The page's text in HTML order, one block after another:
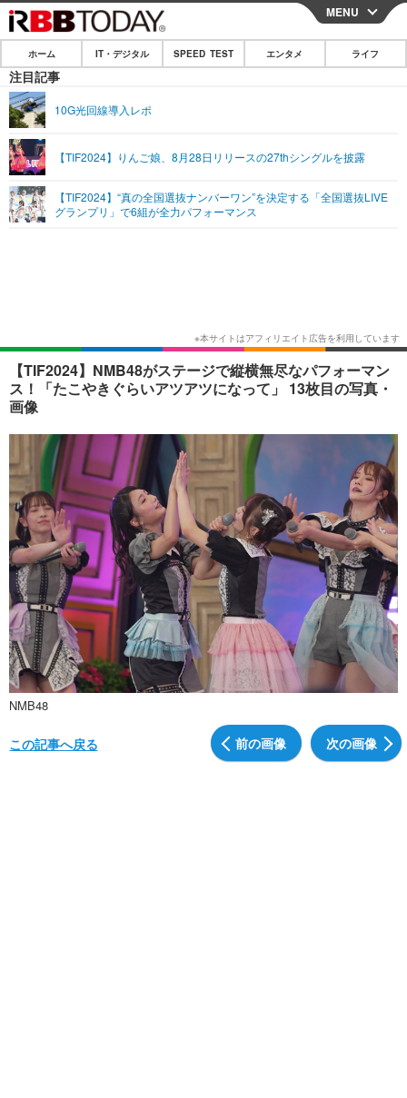
CLOSE
ホーム
IT・デジタル
ショッピング その他
SPEED TEST
エンタメ
エンタメTOP
ショッピング その他
ライフ
MENU
ホーム IT・デジタル SPEED TEST エンタメ ライフ
注目記事
10G光回線導入レポ
【TIF2024】りんご娘、8月28日リリースの27thシングルを披露
【TIF2024】“真の全国選抜ナンバーワン”を決定する「全国選抜LIVE
グランプリ」で6組が全力パフォーマンス
【TIF2024】NMB48がステージで縦横無尽なパフォーマン
ス！「たこやきぐらいアツアツになって」 13枚目の写真・
画像
NMB48
前の画像 次の画像
この記事へ戻る